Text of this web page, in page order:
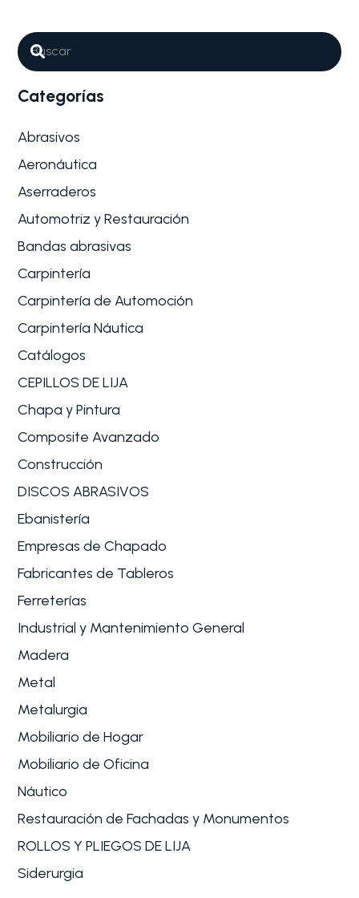
Por qué son tan importantes los
Abrasivos para Tuning y
personalización de vehículos
La personalización de vehículos es un arte que
combina precisión técnica y…
Categorías
Abrasivos
Aeronáutica
Aserraderos
Automotriz y Restauración
Bandas abrasivas
Carpintería
Carpintería de Automoción
Carpintería Náutica
Catálogos
CEPILLOS DE LIJA
Chapa y Pintura
Composite Avanzado
Construcción
DISCOS ABRASIVOS
Ebanistería
Empresas de Chapado
Fabricantes de Tableros
Ferreterías
Industrial y Mantenimiento General
Madera
Metal
Metalurgia
Mobiliario de Hogar
Mobiliario de Oficina
Náutico
Restauración de Fachadas y Monumentos
ROLLOS Y PLIEGOS DE LIJA
Siderurgia